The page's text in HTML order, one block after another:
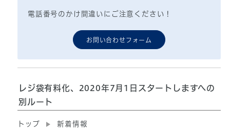
電話番号のかけ間違いにご注意ください！
お問い合わせフォーム
レジ袋有料化、2020年7月1日スタートしますへの
別ルート
トップ 新着情報